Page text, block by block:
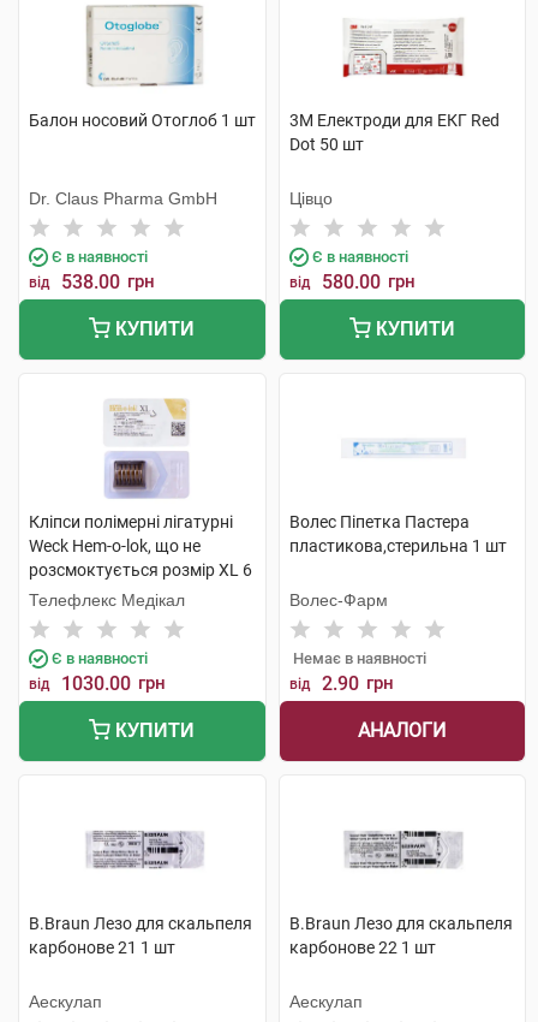
Балон носовий Отоглоб 1 шт
Dr. Claus Pharma GmbH
Є в наявності
від 538.00 грн
КУПИТИ
3M Електроди для ЕКГ Red
Dot 50 шт
Цівцо
Є в наявності
від 580.00 грн
КУПИТИ
Кліпси полімерні лігатурні
Weck Hem-o-lok, що не
розсмоктується розмір XL 6
шт
Телефлекс Медікал
Є в наявності
від 1030.00 грн
КУПИТИ
Волес Піпетка Пастера
пластикова,стерильна 1 шт
Волес-Фарм
Немає в наявності
від 2.90 грн
АНАЛОГИ
B.Braun Лезо для скальпеля
карбонове 21 1 шт
Аескулап
B.Braun Лезо для скальпеля
карбонове 22 1 шт
Аескулап